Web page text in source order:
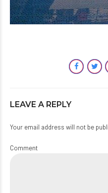
LEAVE A REPLY
Your email address will not be
Comment